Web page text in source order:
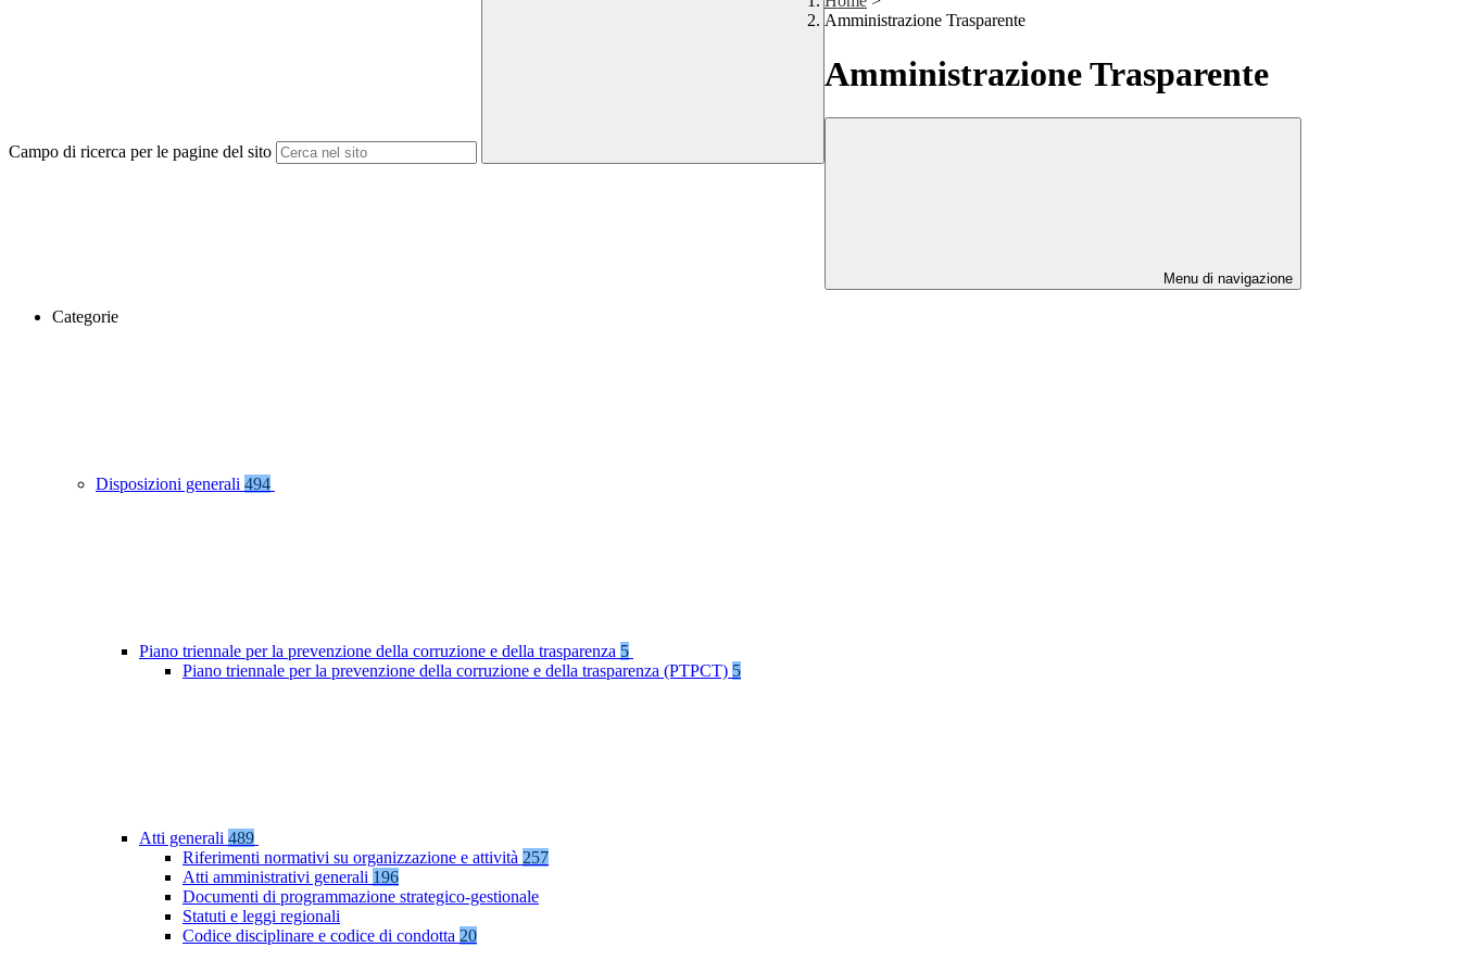
Campo di ricerca per le pagine del sito
Amministrazione Trasparente
Amministrazione Trasparente
Menu di navigazione
Categorie
Disposizioni generali 494
Piano triennale per la prevenzione della corruzione e della trasparenza 5
Piano triennale per la prevenzione della corruzione e della trasparenza (PTPCT) 5
Atti generali 489
Riferimenti normativi su organizzazione e attività 257
Atti amministrativi generali 196
Documenti di programmazione strategico-gestionale
Statuti e leggi regionali
Codice disciplinare e codice di condotta 20